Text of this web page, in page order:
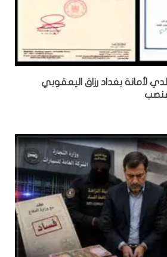
لأمانة بغداد رزاق اليعقوبي